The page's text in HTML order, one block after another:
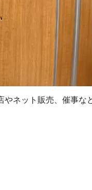
やネット販売、催事な